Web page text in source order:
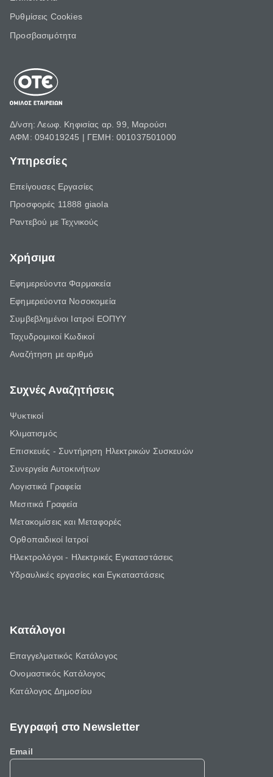
Ρυθμίσεις Cookies
Προσβασιμότητα
Δ/νση: Λεωφ. Κηφισίας αρ. 99, Μαρούσι
ΑΦΜ: 094019245 | ΓΕΜΗ: 001037501000
Υπηρεσίες
Επείγουσες Εργασίες
Προσφορές 11888 giaola
Ραντεβού με Τεχνικούς
Χρήσιμα
Εφημερεύοντα Φαρμακεία
Εφημερεύοντα Νοσοκομεία
Συμβεβλημένοι Ιατροί ΕΟΠΥΥ
Ταχυδρομικοί Κωδικοί
Αναζήτηση με αριθμό
Συχνές Αναζητήσεις
Ψυκτικοί
Κλιματισμός
Επισκευές - Συντήρηση Ηλεκτρικών Συσκευών
Συνεργεία Αυτοκινήτων
Λογιστικά Γραφεία
Μεσιτικά Γραφεία
Μετακομίσεις και Μεταφορές
Ορθοπαιδικοί Ιατροί
Ηλεκτρολόγοι - Ηλεκτρικές Εγκαταστάσεις
Υδραυλικές εργασίες και Εγκαταστάσεις
Κατάλογοι
Επαγγελματικός Κατάλογος
Ονομαστικός Κατάλογος
Κατάλογος Δημοσίου
Εγγραφή στο Newsletter
Email